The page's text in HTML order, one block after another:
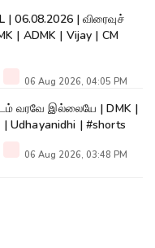
| 06.08.2026 | விரைவுச்
| ADMK | Vijay | CM
06 Aug 2026, 04:05 PM
இல்லையே | DMK |
Udhayanidhi | #shorts
06 Aug 2026, 03:48 PM